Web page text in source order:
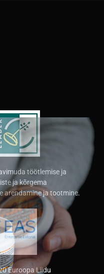
töötlemise ja
ja kõrgema
arendamine ja tootmine.
Euroopa Liidu